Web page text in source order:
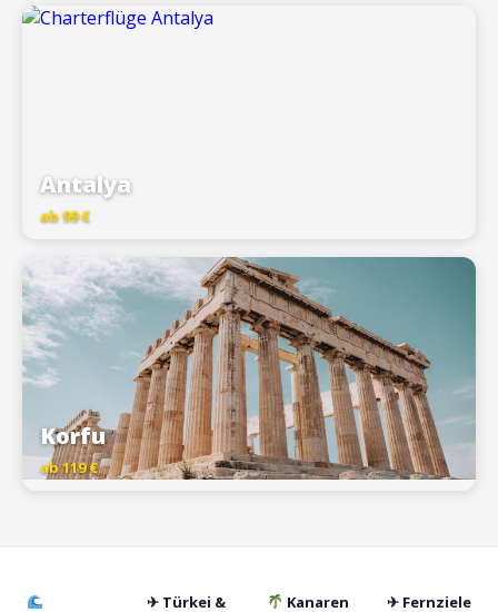
Antalya
ab 99 €
Korfu
ab 119 €
✈ Türkei &
Kanaren
✈ Fernziele